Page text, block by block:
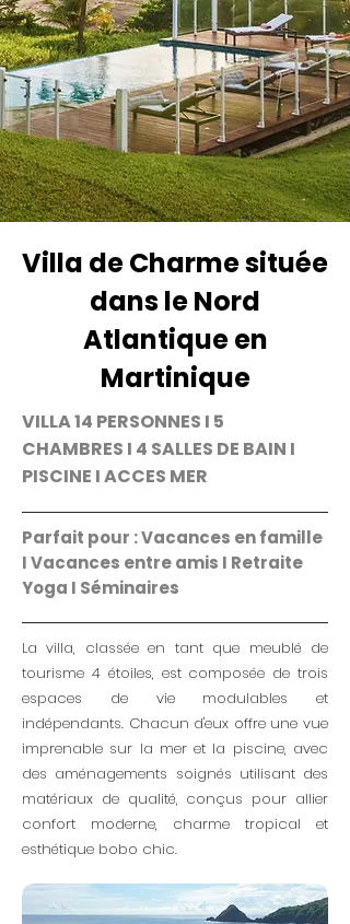
Villa de Charme située
dans le Nord
Atlantique en
Martinique
VILLA 14 PERSONNES I 5
CHAMBRES I 4 SALLES DE BAIN I
PISCINE I ACCES MER
Parfait pour : Vacances en famille
I Vacances entre amis I Retraite
Yoga I Séminaires
La villa, classée en tant que meublé de
tourisme 4 étoiles, est composée de trois
espaces de vie modulables et
indépendants. Chacun d'eux offre une vue
imprenable sur la mer et la piscine, avec
des aménagements soignés utilisant des
matériaux de qualité, conçus pour allier
confort moderne, charme tropical et
esthétique bobo chic.